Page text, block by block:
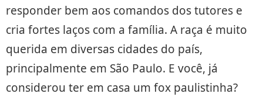
responder bem aos comandos dos tutores e
cria fortes laços com a família. A raça é muito
querida em diversas cidades do país,
principalmente em São Paulo. E você, já
considerou ter em casa um fox paulistinha?